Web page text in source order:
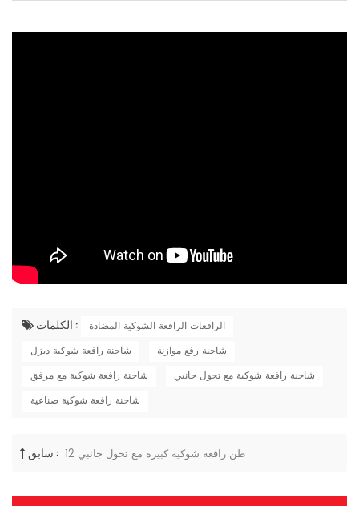
الكلمات :
الرافعات الرافعة الشوكية المضادة
شاحنة رافعة شوكية ديزل
شاحنة رفع موازنة
شاحنة رافعة شوكية مع مرفق
شاحنة رافعة شوكية مع تحول جانبي
شاحنة رافعة شوكية صناعية
سابق : 12 طن رافعة شوكية كبيرة مع تحول جانبي